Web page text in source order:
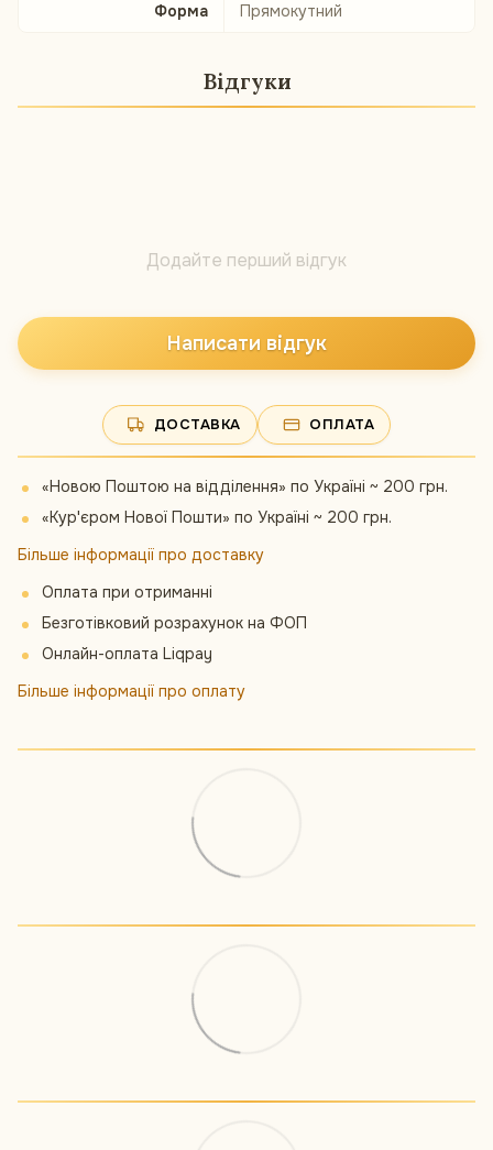
Форма Прямокутний
Відгуки
Додайте перший відгук
Написати відгук
ДОСТАВКА ОПЛАТА
«Новою Поштою на відділення» по Україні ~ 200 грн.
«Кур'єром Нової Пошти» по Україні ~ 200 грн.
Більше інформації про доставку
Оплата при отриманні
Безготівковий розрахунок на ФОП
Онлайн-оплата Liqpay
Більше інформації про оплату